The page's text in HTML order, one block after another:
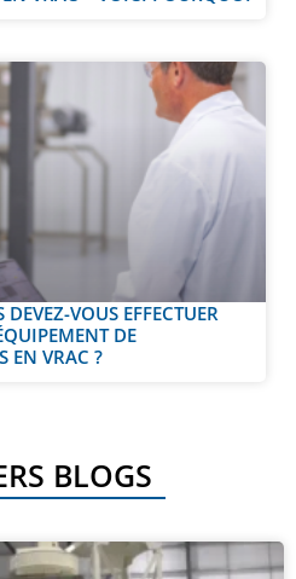
DEVEZ-VOUS EFFECTUER
DE
EN VRAC ?
BLOGS